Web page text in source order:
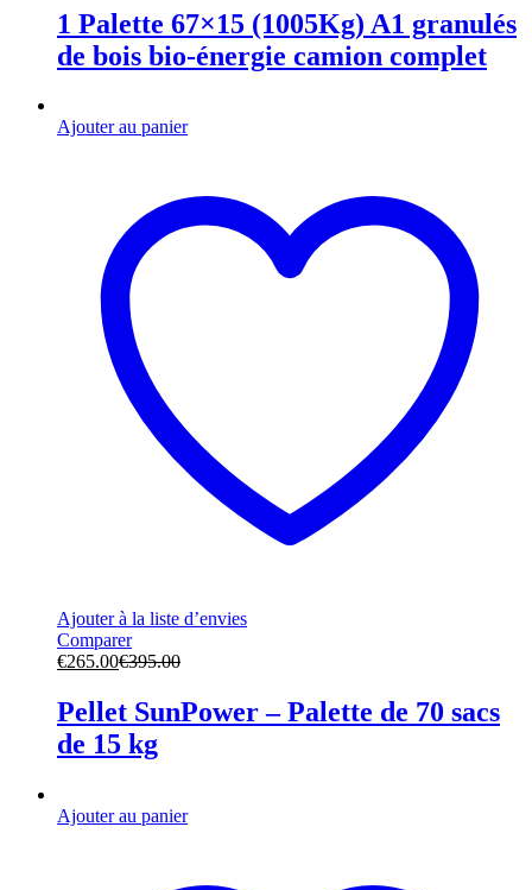
1 Palette 67×15 (1005Kg) A1 granulés
de bois bio-énergie camion complet
Ajouter au panier
Ajouter à la liste d’envies
Comparer
€265.00€395.00
Pellet SunPower – Palette de 70 sacs
de 15 kg
Ajouter au panier